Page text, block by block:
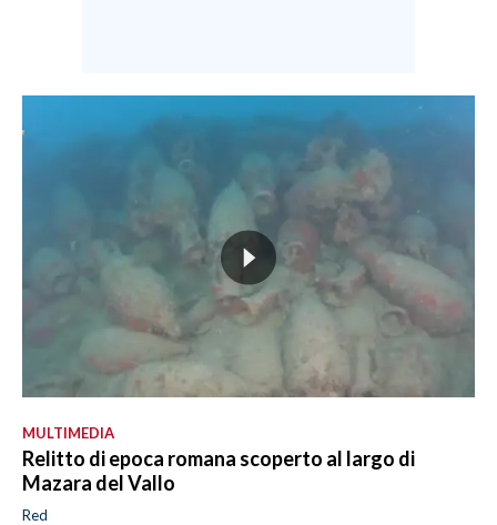
MULTIMEDIA
Relitto di epoca romana scoperto al largo di
Mazara del Vallo
Red